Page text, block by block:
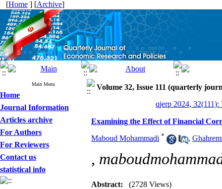
[Home ] [Archive]
Main Menu
Home
Journal Information
Articles archive
For Authors
For Reviewers
Contact us
statistical info
Volume 32, Issue 111 (quarterly
qjerp 2024, 32(111):
Examining the Effect of Financial
Maboud Mohammadi * ,
,
Abstract: (2728 Views)